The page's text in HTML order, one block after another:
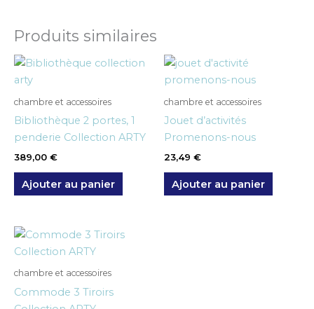
Produits similaires
chambre et accessoires
Bibliothèque 2 portes, 1
penderie Collection ARTY
389,00 €
Ajouter au panier
chambre et accessoires
Jouet d’activités
Promenons-nous
23,49 €
Ajouter au panier
chambre et accessoires
Commode 3 Tiroirs